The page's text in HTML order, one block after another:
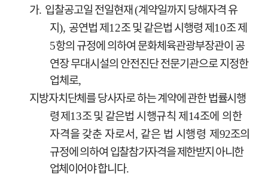
가. 입찰공고일 전일현재(계약일까지 당해자격 유
지), 공연법 제12조 및 같은법 시행령 제10조 제
5항의 규정에 의하여 문화체육관광부장관이 공
연장 무대시설의 안전진단 전문기관으로 지정한
업체로,
지방자치단체를 당사자로 하는 계약에 관한 법률시행
령 제13조및 같은법 시행규칙 제14조에 의한
자격을 갖춘 자로서, 같은 법 시행령 제92조의
규정에 의하여 입찰참가자격을 제한받지 아니한
업체이어야합니다.